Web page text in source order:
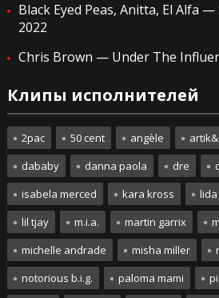
Black Eyed Peas, Anitta, El Alfa —
2022
Chris Brown — Under The
Клипы исполнителей
2pac 50 cent angèle
dababy
danna paola dre
isabela merced
kara kross
lil tjay
m.i.a. martin garrix
michelle andrade
misha miller
notorious b.i.g.
paloma mami